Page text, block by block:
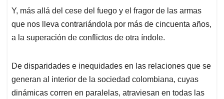
Y, más allá del cese del fuego y el fragor de las armas
que nos lleva contrariándola por más de cincuenta años,
a la superación de conflictos de otra índole.
De disparidades e inequidades en las relaciones que se
generan al interior de la sociedad colombiana, cuyas
dinámicas corren en paralelas, atraviesan en todas las